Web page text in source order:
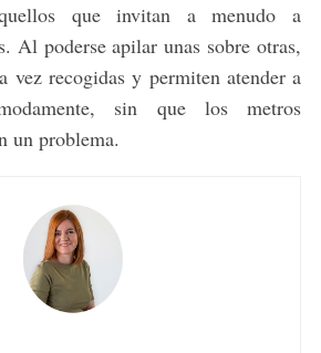
que invitan a menudo a
Al poderse apilar unas sobre otras,
vez recogidas y permiten atender a
sin que los metros
un problema.